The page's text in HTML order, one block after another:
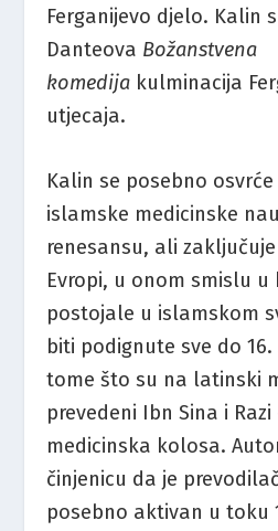
Ferganijevo djelo. Kalin
Danteova Božanstvena
komedija kulminacija
utjecaja.
Kalin se posebno
islamske medicinske
renesansu, ali
Evropi, u onom smislu u
postojale u islamskom
biti podignute sve do
tome što su na latinski
prevedeni Ibn Sina i
medicinska kolosa.
činjenicu da je
posebno aktivan u toku